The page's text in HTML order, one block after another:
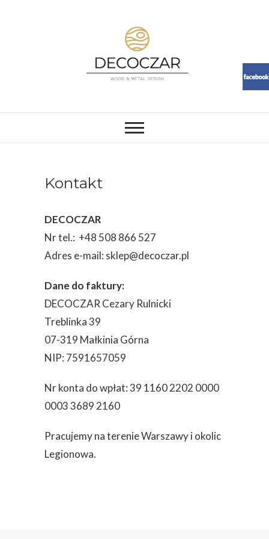
DECOCZAR
MEBLE, ŻYWICA, WOOD
Kontakt
DECOCZAR
Nr tel.: +48 508 866 527
Adres e-mail: sklep@decoczar.pl
Dane do faktury:
DECOCZAR Cezary Rulnicki
Treblinka 39
07-319 Małkinia Górna
NIP: 7591657059
Nr konta do wpłat: 39 1160 2202 0000
0003 3689 2160
Pracujemy na terenie Warszawy i okolic
Legionowa.